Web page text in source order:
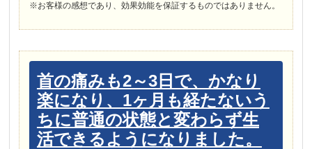
※お客様の感想であり、効果効能を保証するものではありません。
首の痛みも2～3日で、かなり
楽になり、1ヶ月も経たないう
ちに普通の状態と変わらず生
活できるようになりました。